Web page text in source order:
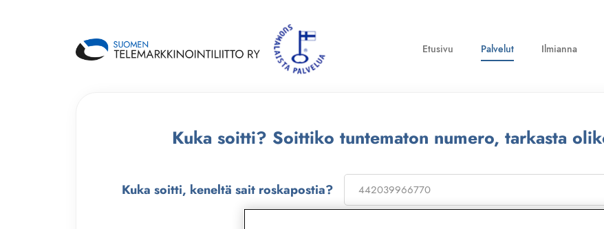
Etusivu Palvelut Ilmianna
Kuka soitti? Soittiko tuntematon numero, tarkasta
Kuka soitti, keneltä sait roskapostia?